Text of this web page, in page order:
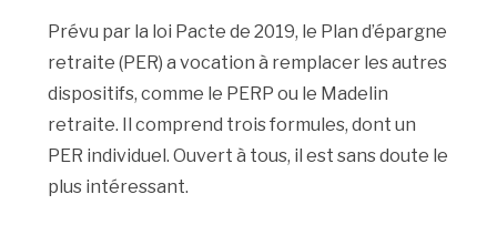
Prévu par la loi Pacte de 2019, le Plan d’épargne
retraite (PER) a vocation à remplacer les autres
dispositifs, comme le PERP ou le Madelin
retraite. Il comprend trois formules, dont un
PER individuel. Ouvert à tous, il est sans doute le
plus intéressant.